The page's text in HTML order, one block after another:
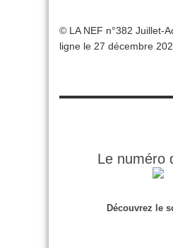
© LA NEF n°382 Juillet-
ligne le 27 décembre
Le numéro
Découvrez le